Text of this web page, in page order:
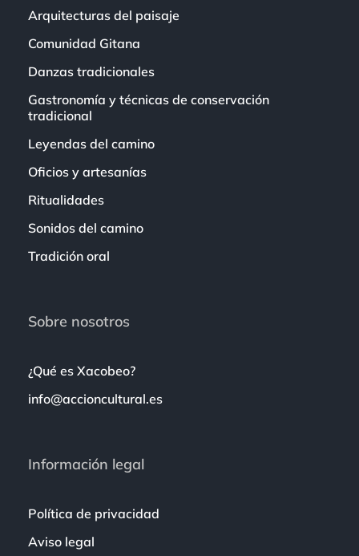
Arquitecturas del paisaje
Comunidad Gitana
Danzas tradicionales
Gastronomía y técnicas de conservación
tradicional
Leyendas del camino
Oficios y artesanías
Ritualidades
Sonidos del camino
Tradición oral
Sobre nosotros
¿Qué es Xacobeo?
info@accioncultural.es
Información legal
Política de privacidad
Aviso legal